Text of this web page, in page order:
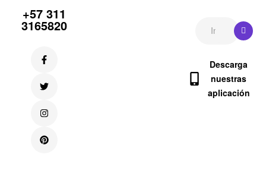
+57 311
3165820
Descarga
nuestras
aplicación